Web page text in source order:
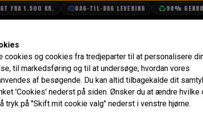
1.500 KR. DAG-TIL-DAG LEVERING 98%
Luft Filter Vingemøtrik, 1992-1994
Vingemøtrik, 1992-1994
Plastik, Original NOS
cookies og cookies fra tredjeparter til at personalisere
til markedsføring og til at undersøge, hvordan vores
af besøgende. Du kan altid tilbagekalde dit
'Cookies' nederst på siden. Ønsker du at ændre hvilke
tryk på "Skift mit cookie valg" nederst i venstre hjørne.